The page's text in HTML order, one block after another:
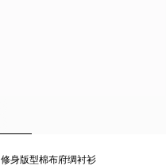
修身版型棉布府绸衬衫